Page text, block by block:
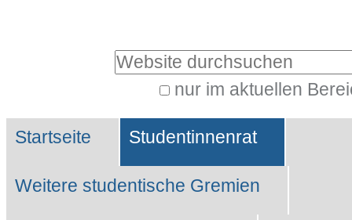
Website durchsuchen
nur im aktuellen
Suche…
Sektionen
Startseite Studentinnenrat
Weitere studentische Gremien